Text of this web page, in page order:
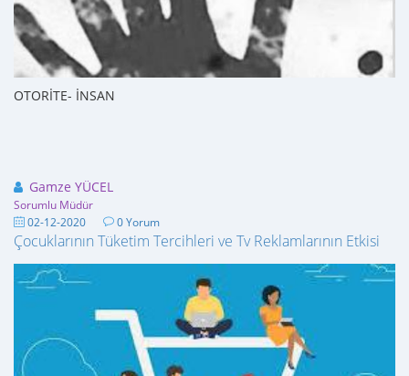
OTORİTE- İNSAN
Gamze YÜCEL
Sorumlu Müdür
02-12-2020 0 Yorum
Çocuklarının Tüketim Tercihleri ve Tv Reklamlarının Etkisi